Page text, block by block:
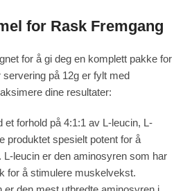
for Rask Fremgang
for å gi deg en komplett pakke for
på 12g er fylt med
dine resultater:
et forhold på 4:1:1 av L-leucin, L-
produktet spesielt potent for å
leucin er den aminosyren som har
for å stimulere muskelvekst.